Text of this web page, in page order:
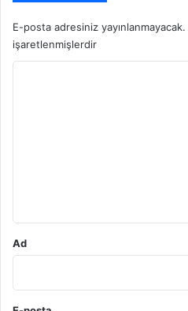
E-posta adresiniz yayınlanmayacak.
işaretlenmişlerdir
Ad